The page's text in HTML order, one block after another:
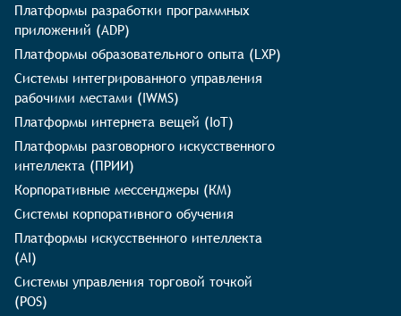
Платформы разработки программных
приложений (ADP)
Платформы образовательного опыта (LXP)
Системы интегрированного управления
рабочими местами (IWMS)
Платформы интернета вещей (IoT)
Платформы разговорного искусственного
интеллекта (ПРИИ)
Корпоративные мессенджеры (КМ)
Системы корпоративного обучения
Платформы искусственного интеллекта
(AI)
Системы управления торговой точкой
(POS)